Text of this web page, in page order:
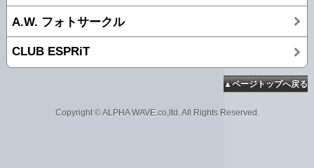
A.W. フォトサークル
CLUB ESPRiT
▲ページトップへ戻る
Copyright © ALPHA WAVE.co,ltd. All Rights Reserved.